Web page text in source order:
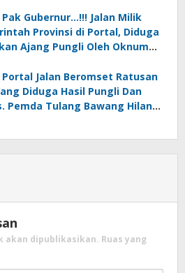
Gubernur…!!! Jalan Milik
Provinsi di Portal, Diduga
Ajang Pungli Oleh Oknum
Portal Jalan Beromset Ratusan
Diduga Hasil Pungli Dan
akan dipublikasikan. Ruas yang